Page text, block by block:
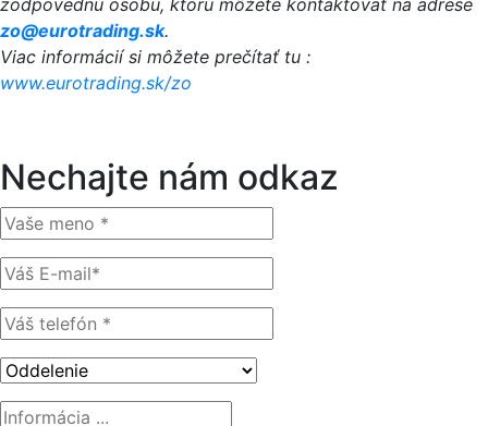
zo@eurotrading.sk.
Viac informácií si môžete prečítať tu :
www.eurotrading.sk/zo
Nechajte nám odkaz